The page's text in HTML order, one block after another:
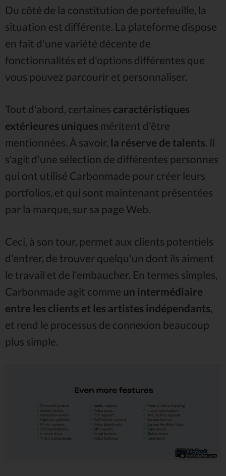
Du côté de la constitution de portefeuille, la
situation est différente. La plateforme dispose
en fait d'une variété décente de
fonctionnalités et d'options différentes que
vous pouvez parcourir et personnaliser.
Tout d'abord, certaines caractéristiques
extérieures uniques méritent d'être
mentionnées. À savoir, la réserve de talents . Il
s'agit d'une sélection de différentes personnes
qui ont utilisé Carbonmade pour créer leurs
portfolios, et qui sont maintenant présentées
par la marque, sur sa page Web.
Ceci, à son tour, permet aux clients potentiels
d'entrer, de trouver quelqu'un dont ils aiment
le travail et de l'embaucher. En termes simples,
Carbonmade agit comme un intermédiaire
entre les clients et les artistes indépendants,
et rend le processus de connexion beaucoup
plus simple.